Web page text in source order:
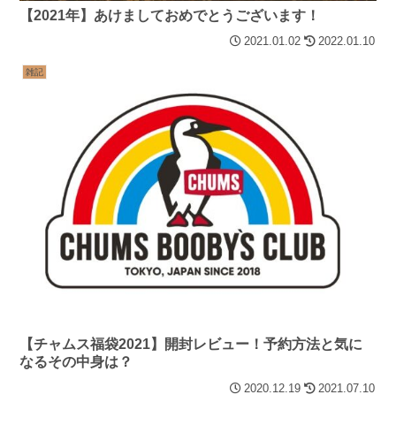
【2021年】あけましておめでとうございます！
2021.01.02 2022.01.10
雑記
【チャムス福袋2021】開封レビュー！予約方法と気に
なるその中身は？
2020.12.19 2021.07.10